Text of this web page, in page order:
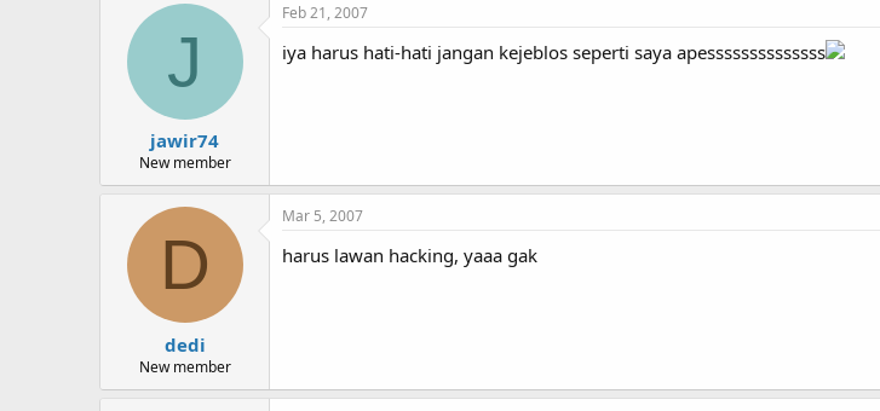
J
jawir74
New member
Feb 21, 2007
iya harus hati-hati jangan kejeblos seperti saya apessssssssssssss
D
dedi
New member
Mar 5, 2007
harus lawan hacking, yaaa gak